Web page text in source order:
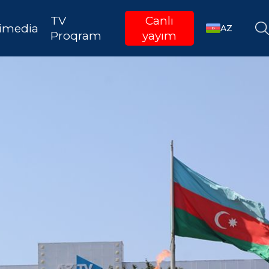
TV
Proqram
Canlı
yayım
AZ